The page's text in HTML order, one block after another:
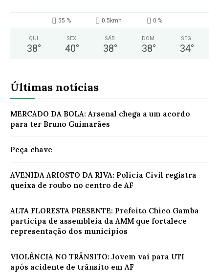
55 % 0.5kmh 0 %
QUI
38°
SEX
40°
SÁB
38°
DOM
38°
SEG
34°
Últimas notícias
MERCADO DA BOLA: Arsenal chega a um acordo
para ter Bruno Guimarães
Peça chave
AVENIDA ARIOSTO DA RIVA: Polícia Civil registra
queixa de roubo no centro de AF
ALTA FLORESTA PRESENTE: Prefeito Chico Gamba
participa de assembleia da AMM que fortalece
representação dos municípios
VIOLÊNCIA NO TRÂNSITO: Jovem vai para UTI
após acidente de trânsito em AF